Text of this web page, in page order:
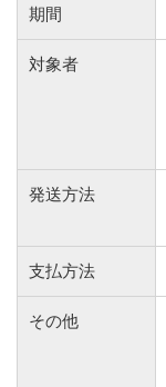
期間
対象者
発送方法
支払方法
その他